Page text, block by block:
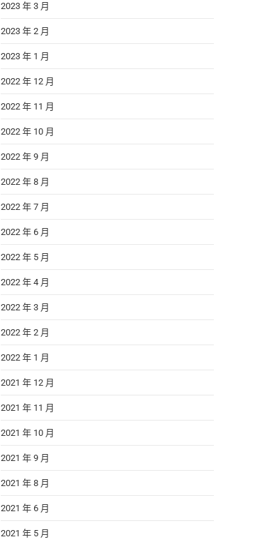
2023 年 3 月
2023 年 2 月
2023 年 1 月
2022 年 12 月
2022 年 11 月
2022 年 10 月
2022 年 9 月
2022 年 8 月
2022 年 7 月
2022 年 6 月
2022 年 5 月
2022 年 4 月
2022 年 3 月
2022 年 2 月
2022 年 1 月
2021 年 12 月
2021 年 11 月
2021 年 10 月
2021 年 9 月
2021 年 8 月
2021 年 6 月
2021 年 5 月